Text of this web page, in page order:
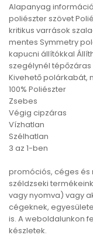
Alapanyag
poliészter szövet
kritikus varrások
mentes Symmetry
kapucni állítókkal
szegélynél
Kivehető polárkabát,
100% Poliészter
Zsebes
Végig cipzáras
Vízhatlan
Szélhatlan
3 az 1-ben
promóciós, céges és
széldzseki
vagy nyomva) vagy
cégeknek,
is. A weboldalunkon
készletek.